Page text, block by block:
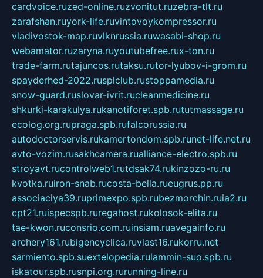
cardvoice.ruzed-online.ruzvonitut.ruzebra-tlt.ru
zarafshan.ruyork-life.ruvintovoykompressor.ru
vladivostok-map.ruvlknrussia.ruwasabi-shop.ru
webamator.ruzaryna.ruyoutubefree.rux-ton.ru
trade-farm.rutajuncos.rutaksu.rutor-lyubov-i-grom.ru
spayderhed-2022.rusplclub.rustoppamedia.ru
snow-guard.ruslovar-ivrit.rucleanmedicine.ru
shkurki-karakulya.rukanotiforet.spb.rututmassage.ru
ecolog.org.rupraga.spb.rufalcorussia.ru
autodoctorservis.rukamertondom.spb.runet-life.net.ru
avto-vozim.rusakhcamera.rualliance-electro.spb.ru
stroyavt.rucontrolweb1.rutdsak74.rukinzozo-ru.ru
kvotka.ruiron-snab.rucosta-bella.rueugrus.pp.ru
associaciya39.ruprimexpo.spb.rubezmorchin.ruia2.ru
cpt21.ruispecspb.ruregahost.rukolosok-elita.ru
tae-kwon.ruconsrio.com.ruinsiam.ruavegainfo.ru
archery161.rubigencyclica.ruvlast16.rukorru.net
sarmiento.spb.suextelopedia.rulammin-suo.spb.ru
iskatour.spb.rusnpi.org.rurunning-line.ru